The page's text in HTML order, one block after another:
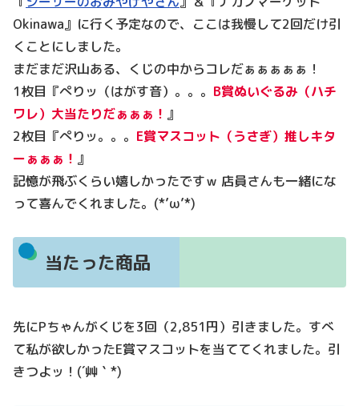
Okinawa』に行く予定なので、ここは我慢して2回だけ引
くことにしました。
まだまだ沢山ある、くじの中からコレだぁぁぁぁぁ！
1枚目『ぺりッ（はがす音）。。。 B賞ぬいぐるみ（ハチ
ワレ）大当たりだぁぁぁ！ 』
2枚目『ぺりッ。。。 E賞マスコット（うさぎ）推しキタ
ーぁぁぁ！ 』
記憶が飛ぶくらい嬉しかったですｗ 店員さんも一緒にな
って喜んでくれました。(*’ω’*)
当たった商品
先にPちゃんがくじを3回（2,851円）引きました。すべ
て私が欲しかったE賞マスコットを当ててくれました。引
きつよッ！(´艸｀*)